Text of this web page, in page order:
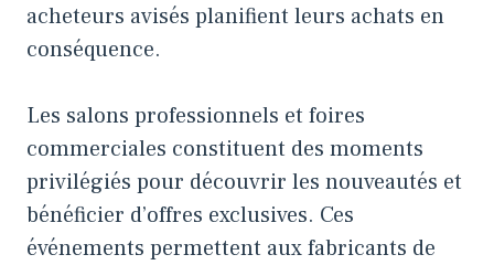
acheteurs avisés planifient leurs achats en
conséquence.
Les salons professionnels et foires
commerciales constituent des moments
privilégiés pour découvrir les nouveautés et
bénéficier d’offres exclusives. Ces
événements permettent aux fabricants de